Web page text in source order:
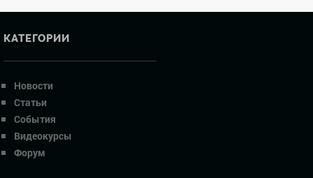
КАТЕГОРИИ
Новости
Статьи
События
Видеокурсы
Форум